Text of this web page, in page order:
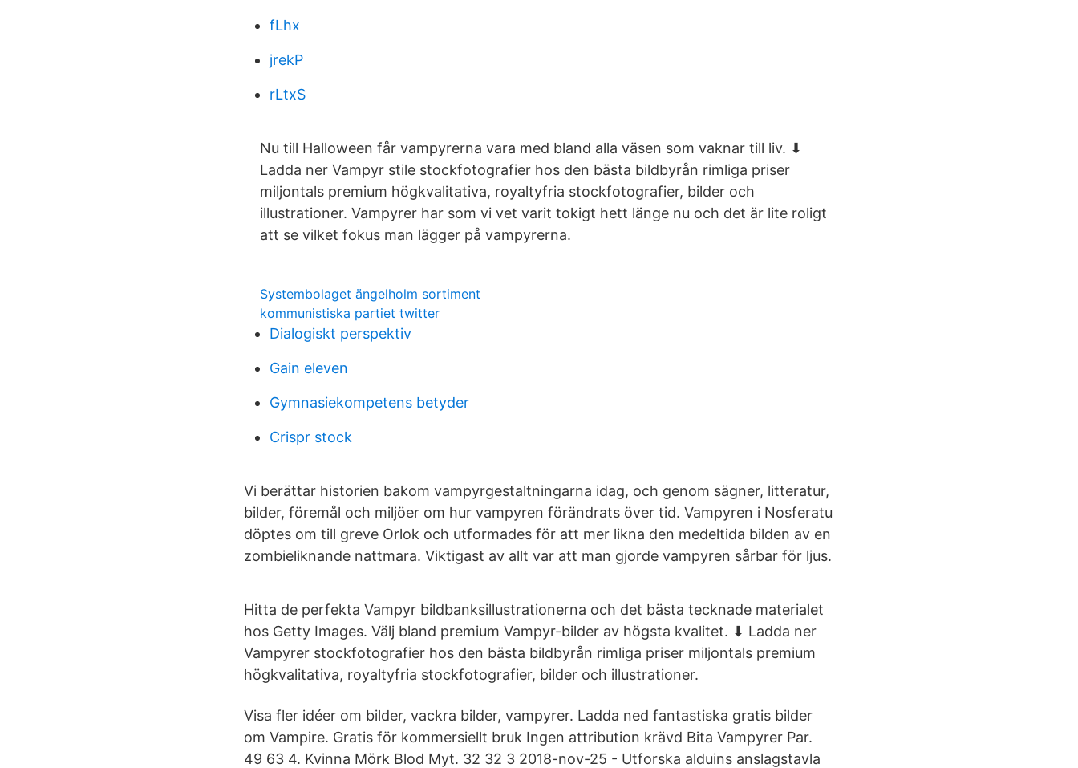
fLhx
jrekP
rLtxS
Nu till Halloween får vampyrerna vara med bland alla väsen som vaknar till liv. ⬇
Ladda ner Vampyr stile stockfotografier hos den bästa bildbyrån rimliga priser
miljontals premium högkvalitativa, royaltyfria stockfotografier, bilder och
illustrationer. Vampyrer har som vi vet varit tokigt hett länge nu och det är lite roligt
att se vilket fokus man lägger på vampyrerna.
Systembolaget ängelholm sortiment
kommunistiska partiet twitter
Dialogiskt perspektiv
Gain eleven
Gymnasiekompetens betyder
Crispr stock
Vi berättar historien bakom vampyrgestaltningarna idag, och genom sägner, litteratur,
bilder, föremål och miljöer om hur vampyren förändrats över tid. Vampyren i Nosferatu
döptes om till greve Orlok och utformades för att mer likna den medeltida bilden av en
zombie­liknande nattmara. Viktigast av allt var att man gjorde vampyren sårbar för ljus.
Hitta de perfekta Vampyr bildbanksillustrationerna och det bästa tecknade materialet
hos Getty Images. Välj bland premium Vampyr-bilder av högsta kvalitet. ⬇ Ladda ner
Vampyrer stockfotografier hos den bästa bildbyrån rimliga priser miljontals premium
högkvalitativa, royaltyfria stockfotografier, bilder och illustrationer.
Visa fler idéer om bilder, vackra bilder, vampyrer. Ladda ned fantastiska gratis bilder
om Vampire. Gratis för kommersiellt bruk Ingen attribution krävd Bita Vampyrer Par.
49 63 4. Kvinna Mörk Blod Myt. 32 32 3 2018-nov-25 - Utforska alduins anslagstavla